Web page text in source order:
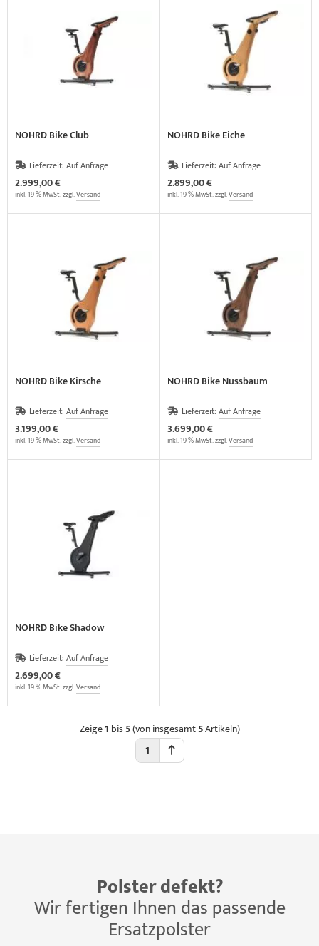
NOHRD Bike Club
Lieferzeit: Auf Anfrage
2.999,00 €
inkl. 19 % MwSt. zzgl.Versand
NOHRD Bike Eiche
Lieferzeit: Auf Anfrage
2.899,00 €
inkl. 19 % MwSt. zzgl.Versand
NOHRD Bike Kirsche
Lieferzeit: Auf Anfrage
3.199,00 €
inkl. 19 % MwSt. zzgl.Versand
NOHRD Bike Nussbaum
Lieferzeit: Auf Anfrage
3.699,00 €
inkl. 19 % MwSt. zzgl.Versand
NOHRD Bike Shadow
Lieferzeit: Auf Anfrage
2.699,00 €
inkl. 19 % MwSt. zzgl.Versand
Zeige1 bis5(von insgesamt5Artikeln)
1
Polster defekt?
Wir fertigen Ihnen das passende
Ersatzpolster
Gel
Vintage Series
& Zubehör
Vertikalzug
Trainingstische